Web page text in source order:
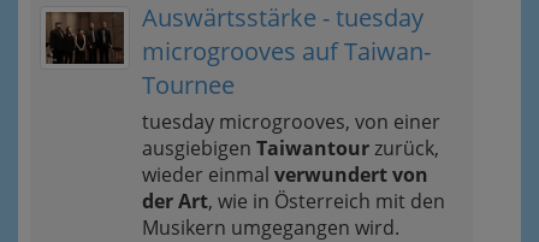
Auswärtsstärke - tuesday
microgrooves auf Taiwan-
Tournee
tuesday microgrooves, von einer
ausgiebigen Taiwantourzurück,
wieder einmal verwundert von
der Art, wie in Österreich mit den
Musikern umgegangen wird.